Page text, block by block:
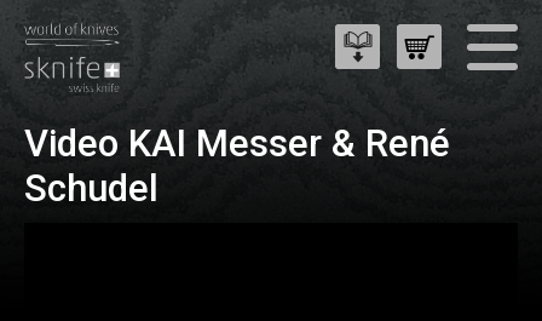
Video KAI Messer & René
Schudel